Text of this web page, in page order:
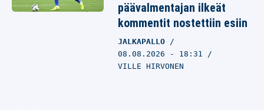
päävalmentajan ilkeät
kommentit nostettiin esiin
JALKAPALLO
08.08.2026 - 18:31
VILLE HIRVONEN